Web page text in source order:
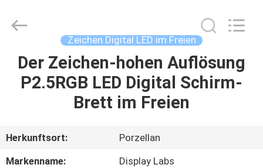
HAUS
PRODUKTE
VR
SHOW
LED
Co.,Ltd.
Reserved.
Zeichen Digital LED im Freien
Der Zeichen-hohen Auflösung
P2.5RGB LED Digital Schirm-
Brett im Freien
Herkunftsort:
Porzellan
Markenname:
Display Labs